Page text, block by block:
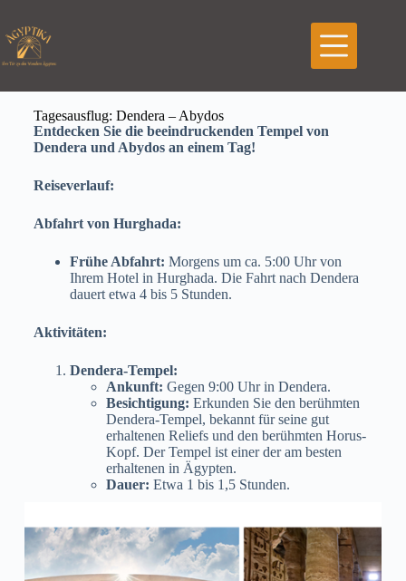
Tagesausflug: Dendera – Abydos
Entdecken Sie die beeindruckenden Tempel von
Dendera und Abydos an einem Tag!
Reiseverlauf:
Abfahrt von Hurghada:
Frühe Abfahrt: Morgens um ca. 5:00 Uhr von
Ihrem Hotel in Hurghada. Die Fahrt nach Dendera
dauert etwa 4 bis 5 Stunden.
Aktivitäten:
Dendera-Tempel:
Ankunft: Gegen 9:00 Uhr in Dendera.
Besichtigung: Erkunden Sie den berühmten
Dendera-Tempel, bekannt für seine gut
erhaltenen Reliefs und den berühmten Horus-
Kopf. Der Tempel ist einer der am besten
erhaltenen in Ägypten.
Dauer: Etwa 1 bis 1,5 Stunden.